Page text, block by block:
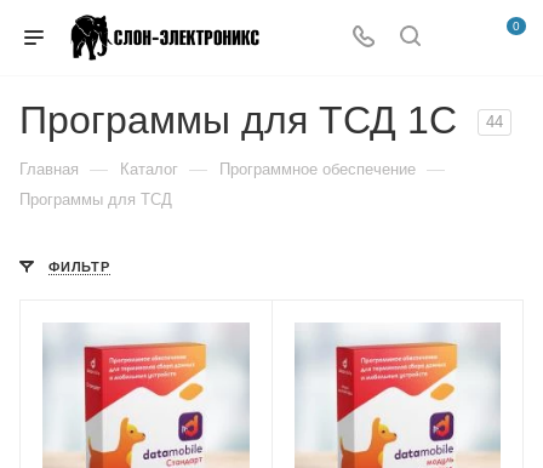
0
Программы для ТСД 1С 44
Главная — Каталог — Программное обеспечение —
Программы для ТСД
ФИЛЬТР